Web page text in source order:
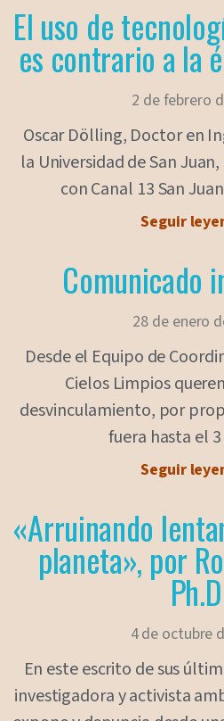
El uso de
es contrario a la
2 de febrero
Oscar Dölling, Doctor en
la Universidad de San
con Canal 13 San
Seguir
Comunicado
28 de enero
Desde el Equipo de
Cielos Limpios
desvinculamiento, por
fuera hasta el
Seguir
«Arruinando
planeta», por
4 de octubre
En este escrito de sus
investigadora y activista